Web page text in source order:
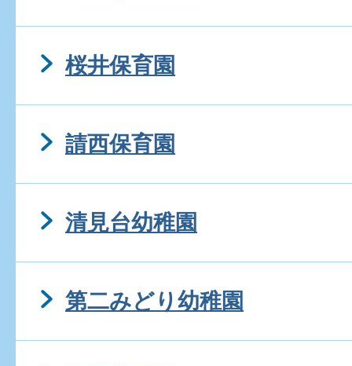
桜井保育園
請西保育園
清見台幼稚園
第二みどり幼稚園